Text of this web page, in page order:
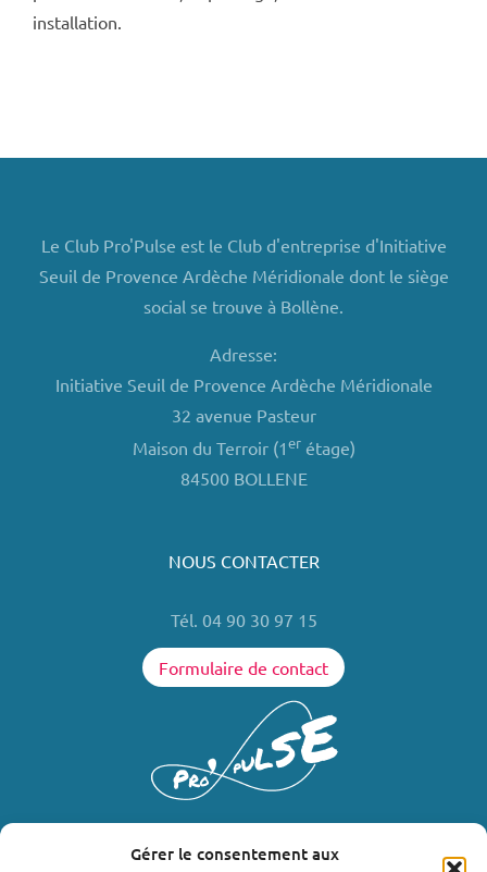
Gérer le consentement aux
installation.
Le Club Pro'Pulse est le Club d'entreprise d'Initiative
Seuil de Provence Ardèche Méridionale dont le siège
social se trouve à Bollène.
Adresse:
Initiative Seuil de Provence Ardèche Méridionale
32 avenue Pasteur
Maison du Terroir (1erétage)
84500 BOLLENE
NOUS CONTACTER
Tél. 04 90 30 97 15
Formulaire de contact